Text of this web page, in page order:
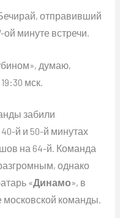
отправивший
ой минуте встречи.
думаю,
мск.
забили
й и 50-й минутах
на 64-й. Команда
однако
«Динамо», в
команды.